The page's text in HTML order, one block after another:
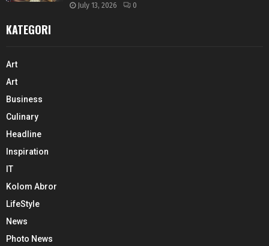
July 13, 2026 0
KATEGORI
Art
Art
Business
Culinary
Headline
Inspiration
IT
Kolom Abror
LifeStyle
News
Photo News